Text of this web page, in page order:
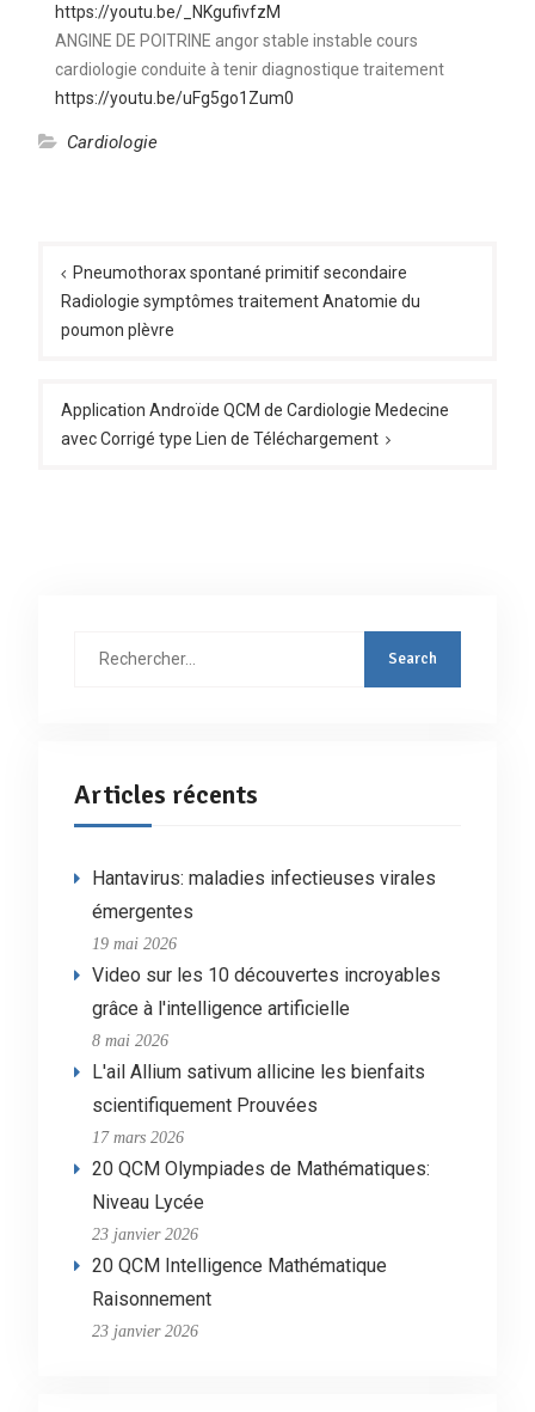
https://youtu.be/_NKgufivfzM
ANGINE DE POITRINE angor stable instable cours
cardiologie conduite à tenir diagnostique traitement
https://youtu.be/uFg5go1Zum0
Cardiologie
de
l’article
Pneumothorax spontané primitif secondaire
Radiologie symptômes traitement Anatomie du
poumon plèvre
Application Androïde QCM de Cardiologie Medecine
avec Corrigé type Lien de Téléchargement
Articles récents
Hantavirus: maladies infectieuses virales
émergentes
19 mai 2026
Video sur les 10 découvertes incroyables
grâce à l'intelligence artificielle
8 mai 2026
L'ail Allium sativum allicine les bienfaits
scientifiquement Prouvées
17 mars 2026
20 QCM Olympiades de Mathématiques:
Niveau Lycée
23 janvier 2026
20 QCM Intelligence Mathématique
Raisonnement
23 janvier 2026